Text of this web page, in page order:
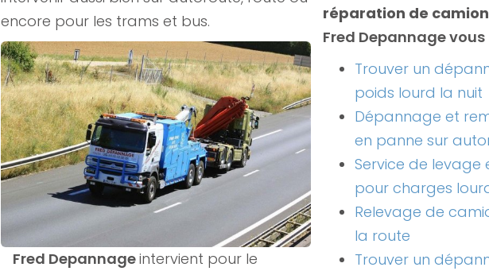
encore pour les trams et bus.
Fred Depannageintervient pour le
réparation de
Fred Depannage
Trouver un
poids lourd la nuit
Dépannage et
en panne sur
Service de
pour charges
Relevage de
la route
Trouver un